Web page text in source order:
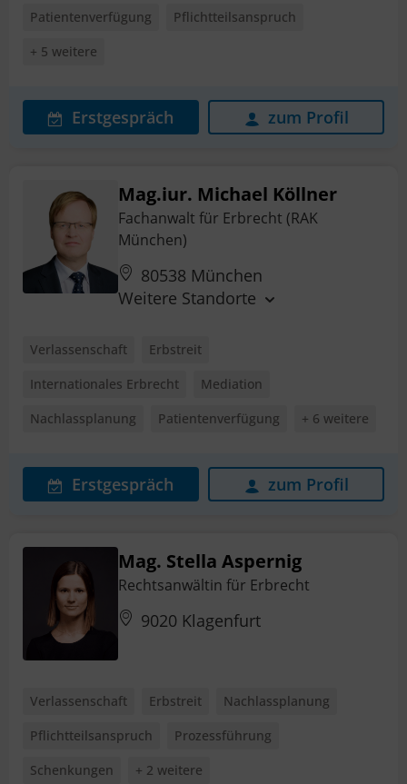
Patientenverfügung
Pflichtteilsanspruch
+ 5 weitere
Erstgespräch zum Profil
Mag.iur. Michael Köllner
Fachanwalt für Erbrecht (RAK
München)
80538 München
Weitere Standorte
Verlassenschaft
Erbstreit
Internationales Erbrecht
Mediation
Nachlassplanung
Patientenverfügung + 6 weitere
Erstgespräch zum Profil
Mag. Stella Aspernig
Rechtsanwältin für Erbrecht
9020 Klagenfurt
Verlassenschaft Erbstreit
Nachlassplanung
Pflichtteilsanspruch
Prozessführung
Schenkungen
+ 2 weitere